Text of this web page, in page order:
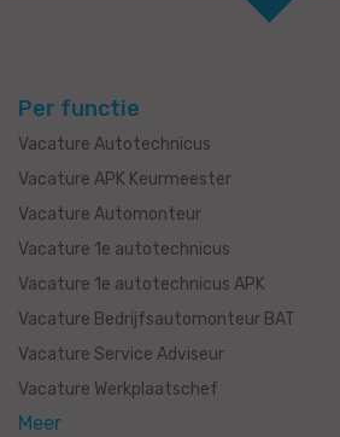
Per functie
Vacature Autotechnicus
Vacature APK Keurmeester
Vacature Automonteur
Vacature 1e autotechnicus
Vacature 1e autotechnicus APK
Vacature Bedrijfsautomonteur BAT
Vacature Service Adviseur
Vacature Werkplaatschef
Meer